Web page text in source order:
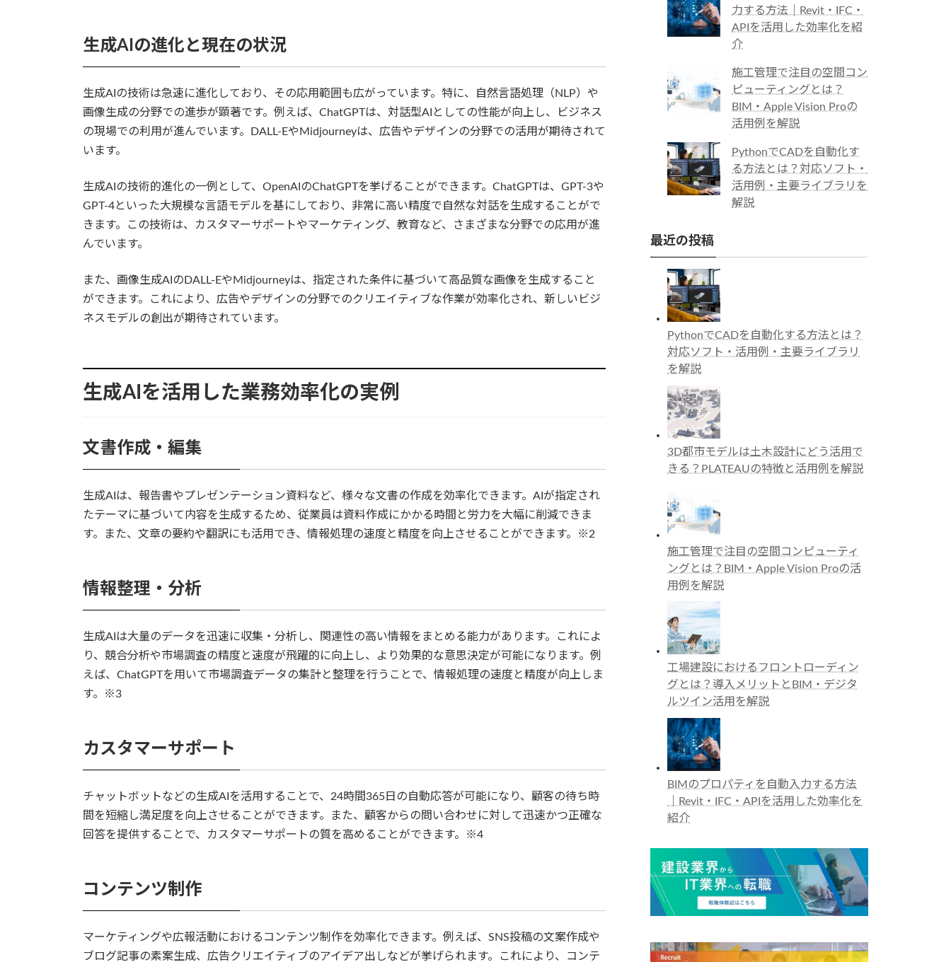
生成AIの進化と現在の状況
生成AIの技術は急速に進化しており、その応用範囲も広がっています。特に、自然言語処理（NLP）や
画像生成の分野での進歩が顕著です。例えば、ChatGPTは、対話型AIとしての性能が向上し、ビジネス
の現場での利用が進んでいます。DALL-EやMidjourneyは、広告やデザインの分野での活用が期待されて
います。
生成AIの技術的進化の一例として、OpenAIのChatGPTを挙げることができます。ChatGPTは、GPT-3や
GPT-4といった大規模な言語モデルを基にしており、非常に高い精度で自然な対話を生成することがで
きます。この技術は、カスタマーサポートやマーケティング、教育など、さまざまな分野での応用が進
んでいます。
また、画像生成AIのDALL-EやMidjourneyは、指定された条件に基づいて高品質な画像を生成すること
ができます。これにより、広告やデザインの分野でのクリエイティブな作業が効率化され、新しいビジ
ネスモデルの創出が期待されています。
生成AIを活用した業務効率化の実例
文書作成・編集
生成AIは、報告書やプレゼンテーション資料など、様々な文書の作成を効率化できます。AIが指定され
たテーマに基づいて内容を生成するため、従業員は資料作成にかかる時間と労力を大幅に削減できま
す。また、文章の要約や翻訳にも活用でき、情報処理の速度と精度を向上させることができます。※2
情報整理・分析
生成AIは大量のデータを迅速に収集・分析し、関連性の高い情報をまとめる能力があります。これによ
り、競合分析や市場調査の精度と速度が飛躍的に向上し、より効果的な意思決定が可能になります。例
えば、ChatGPTを用いて市場調査データの集計と整理を行うことで、情報処理の速度と精度が向上しま
す。※3
カスタマーサポート
チャットボットなどの生成AIを活用することで、24時間365日の自動応答が可能になり、顧客の待ち時
間を短縮し満足度を向上させることができます。また、顧客からの問い合わせに対して迅速かつ正確な
回答を提供することで、カスタマーサポートの質を高めることができます。※4
コンテンツ制作
マーケティングや広報活動におけるコンテンツ制作を効率化できます。例えば、SNS投稿の文案作成や
ブログ記事の素案生成、広告クリエイティブのアイデア出しなどが挙げられます。これにより、コンテ
力する方法｜Revit・IFC・
APIを活用した効率化を紹
介
施工管理で注目の空間コン
ピューティングとは？
BIM・Apple Vision Proの
活用例を解説
PythonでCADを自動化す
る方法とは？対応ソフト・
活用例・主要ライブラリを
解説
最近の投稿
PythonでCADを自動化する方法とは？
対応ソフト・活用例・主要ライブラリ
を解説
3D都市モデルは土木設計にどう活用で
きる？PLATEAUの特徴と活用例を解説
施工管理で注目の空間コンピューティ
ングとは？BIM・Apple Vision Proの活
用例を解説
工場建設におけるフロントローディン
グとは？導入メリットとBIM・デジタ
ルツイン活用を解説
BIMのプロパティを自動入力する方法
｜Revit・IFC・APIを活用した効率化を
紹介